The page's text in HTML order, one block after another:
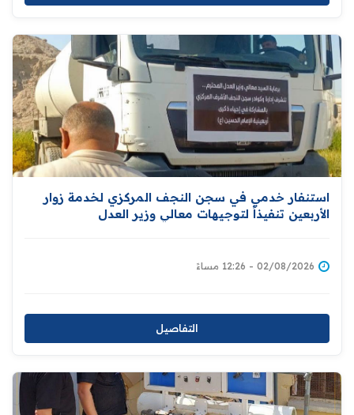
استنفار خدمي في سجن النجف المركزي لخدمة زوار
الأربعين تنفيذاً لتوجيهات معالي وزير العدل
02/08/2026 - 12:26 مساءً
التفاصيل